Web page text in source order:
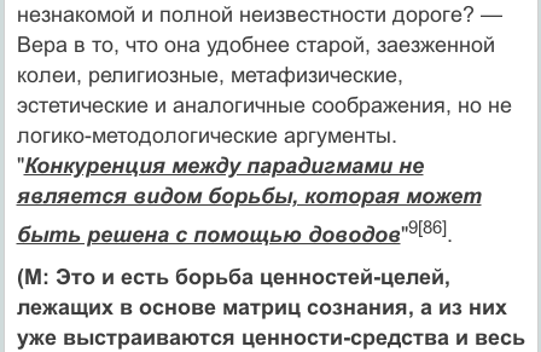
незнакомой и полной неизвестности доро­ге? —
Вера в то, что она удобнее старой, заезженной
колеи, религиозные, метафизические,
эстетические и аналогичные соображения, но не
логико-методологические аргументы.
"Конкуренция между парадигмами не
является видом борьбы, которая может
быть решена с помощью доводов"9[86].
(М: Это и есть борьба ценностей-целей,
лежащих в основе матриц сознания, а из них
уже выстраиваются ценности-средства и весь